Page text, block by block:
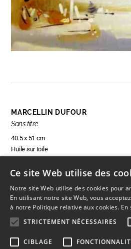
MARCELLIN DUFOUR
Sans titre
40.5 x 51 cm
Huile sur toile
RÉSERVER CETTE OEUVRE
Ce site Web utilise des
Notre site Web utilise des cookies pour
En utilisant notre site Web, vous
à notre Politique relative aux cookies. En
STRICTEMENT NÉCESSAIRES
CIBLAGE